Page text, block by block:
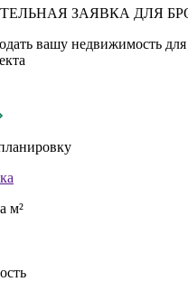
ЗАЯВКА ДЛЯ
вашу недвижимость
м²